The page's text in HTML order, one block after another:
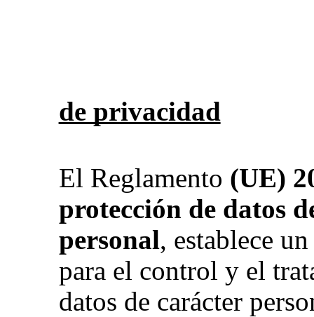
de privacidad
El Reglamento (UE)
protección de datos
personal, establece
para el control y el
datos de carácter